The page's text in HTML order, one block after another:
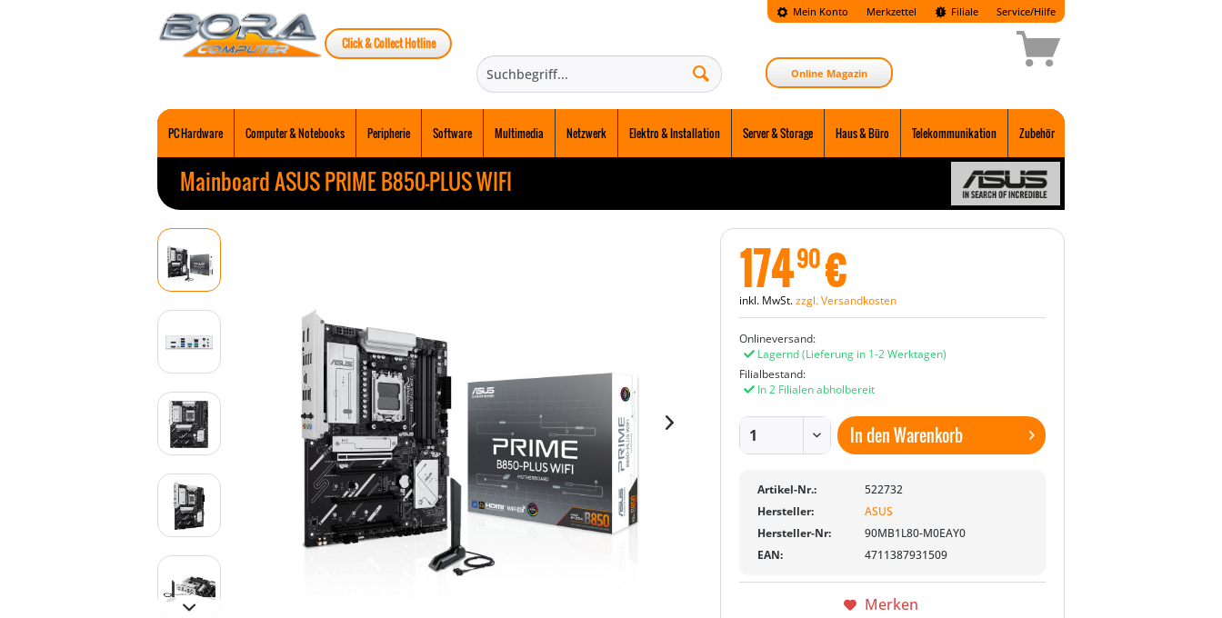
Mein Konto Merkzettel
Click & Collect Hotline
Filiale Service/Hilfe
Online Magazin
PC Hardware Computer & Notebooks Peripherie Software Multimedia Netzwerk Elektro & Installation Server & Storage Haus & Büro Telekommunikation Zubehör
Mainboard ASUS PRIME B850-PLUS WIFI
17490€
inkl. MwSt.zzgl. Versandkosten
Onlineversand:
Lagernd(Lieferung in 1-2 Werktagen)
Filialbestand:
In 2 Filialen abholbereit
In denWarenkorb
Artikel-Nr.:
522732
Hersteller:
ASUS
Hersteller-Nr:
90MB1L80-M0EAY0
EAN:
4711387931509
Merken